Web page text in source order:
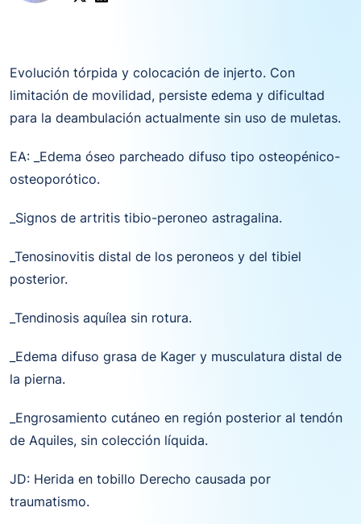
Evolución tórpida y colocación de injerto. Con
limitación de movilidad, persiste edema y dificultad
para la deambulación actualmente sin uso de muletas.
EA: _Edema óseo parcheado difuso tipo osteopénico-
osteoporótico.
_Signos de artritis tibio-peroneo astragalina.
_Tenosinovitis distal de los peroneos y del tibiel
posterior.
_Tendinosis aquílea sin rotura.
_Edema difuso grasa de Kager y musculatura distal de
la pierna.
_Engrosamiento cutáneo en región posterior al tendón
de Aquiles, sin colección líquida.
JD: Herida en tobillo Derecho causada por
traumatismo.